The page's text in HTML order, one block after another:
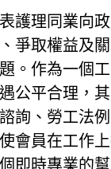
護理同業向
爭取權益及
。作為一個工
公平合理，
詢、勞工法
會員在工作
即時專業的幫